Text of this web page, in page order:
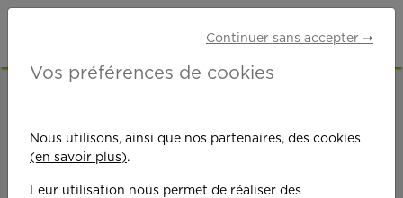
Continuer sans accepter ➝
Vos préférences de cookies
Nous utilisons, ainsi que nos partenaires, des cookies
(en savoir plus).
Leur utilisation nous permet de réaliser des